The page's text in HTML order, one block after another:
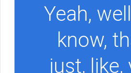
Yeah,
know,
just, like,